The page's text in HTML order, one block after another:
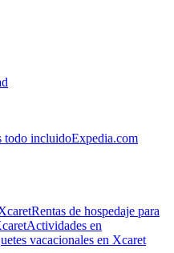
todo incluidoExpedia.com
Rentas de hospedaje para
Actividades en
vacacionales en Xcaret